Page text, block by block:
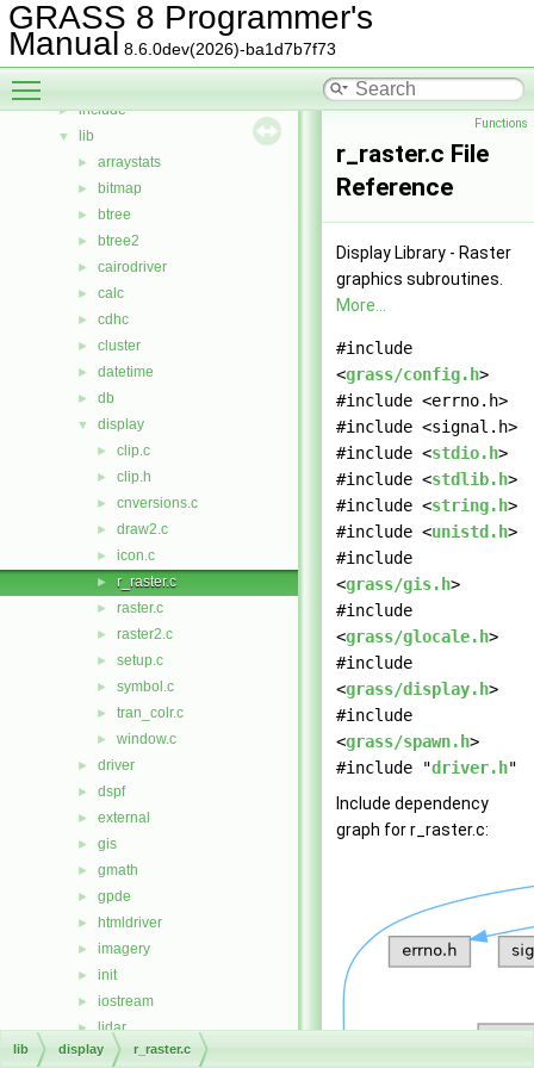
GRASS 8 Programmer's
Manual 8.6.0dev(2026)-ba1d7b7f73
Bug List
► Data Structures
▼ Files
▼
► include
▼ lib
► arraystats
► bitmap
► btree
► btree2
► cairodriver
► calc
► cdhc
► cluster
► datetime
► db
▼ display
► clip.c
► clip.h
► cnversions.c
► draw2.c
► icon.c
► r_raster.c
► raster.c
► raster2.c
► setup.c
► symbol.c
► tran_colr.c
► window.c
► driver
► dspf
► external
► gis
► gmath
► gpde
► htmldriver
► imagery
► init
► iostream
► lidar
► linkm
Functions
r_raster.c File
Reference
Display Library - Raster
graphics subroutines.
More...
#include
<grass/config.h>
#include <errno.h>
#include <signal.h>
#include <stdio.h>
#include <stdlib.h>
#include <string.h>
#include <unistd.h>
#include
<grass/gis.h>
#include
<grass/glocale.h>
#include
<grass/display.h>
#include
<grass/spawn.h>
#include "driver.h"
Include dependency
graph for r_raster.c:
lib display r_raster.c